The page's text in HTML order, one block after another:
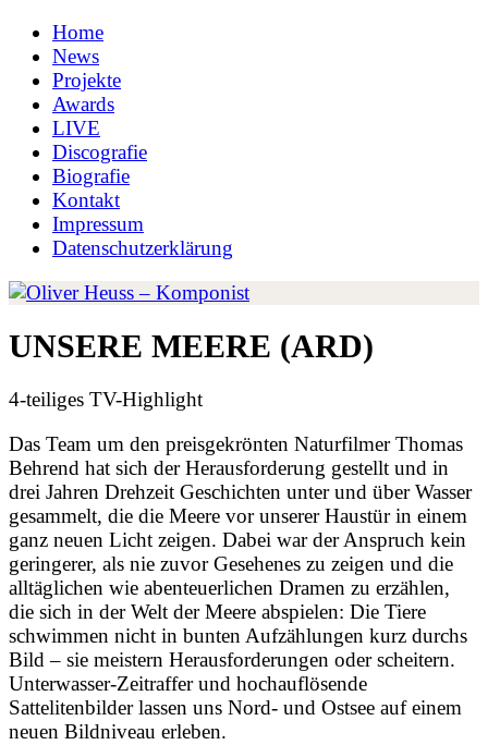
Home
News
Projekte
Awards
LIVE
Discografie
Biografie
Kontakt
Impressum
Datenschutzerklärung
UNSERE MEERE (ARD)
4-teiliges TV-Highlight
Das Team um den preisgekrönten Naturfilmer Thomas
Behrend hat sich der Herausforderung gestellt und in
drei Jahren Drehzeit Geschichten unter und über Wasser
gesammelt, die die Meere vor unserer Haustür in einem
ganz neuen Licht zeigen. Dabei war der Anspruch kein
geringerer, als nie zuvor Gesehenes zu zeigen und die
alltäglichen wie abenteuerlichen Dramen zu erzählen,
die sich in der Welt der Meere abspielen: Die Tiere
schwimmen nicht in bunten Aufzählungen kurz durchs
Bild – sie meistern Herausforderungen oder scheitern.
Unterwasser-Zeitraffer und hochauflösende
Sattelitenbilder lassen uns Nord- und Ostsee auf einem
neuen Bildniveau erleben.